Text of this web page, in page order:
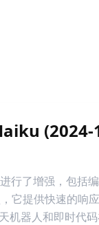
(2024-
了增强，包括编
它提供快速的响
机器人和即时代